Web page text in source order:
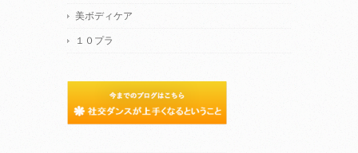
美ボディケア
１０プラ